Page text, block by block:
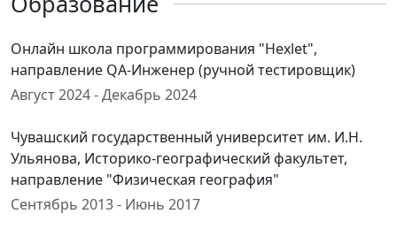
Онлайн школа программирования "Hexlet",
направление QA-Инженер (ручной тестировщик)
Август 2024 - Декабрь 2024
Чувашский государственный университет им. И.Н.
Ульянова, Историко-географический факультет,
направление "Физическая география"
Сентябрь 2013 - Июнь 2017